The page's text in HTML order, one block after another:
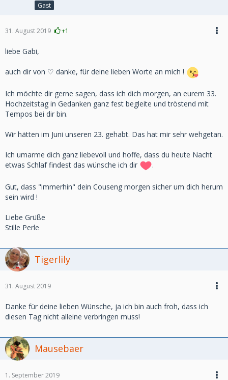
Gast
31. August 2019 +1
liebe Gabi,
auch dir von ♡ danke, für deine lieben Worte an mich !
Ich möchte dir gerne sagen, dass ich dich morgen, an eurem 33.
Hochzeitstag in Gedanken ganz fest begleite und tröstend mit
Tempos bei dir bin.
Wir hätten im Juni unseren 23. gehabt. Das hat mir sehr wehgetan.
Ich umarme dich ganz liebevoll und hoffe, dass du heute Nacht
etwas Schlaf findest das wünsche ich dir
.
Gut, dass "immerhin" dein Couseng morgen sicher um dich herum
sein wird !
Liebe Grüße
Stille Perle
Tigerlily
31. August 2019
Danke für deine lieben Wünsche, ja ich bin auch froh, dass ich
diesen Tag nicht alleine verbringen muss!
Mausebaer
1. September 2019